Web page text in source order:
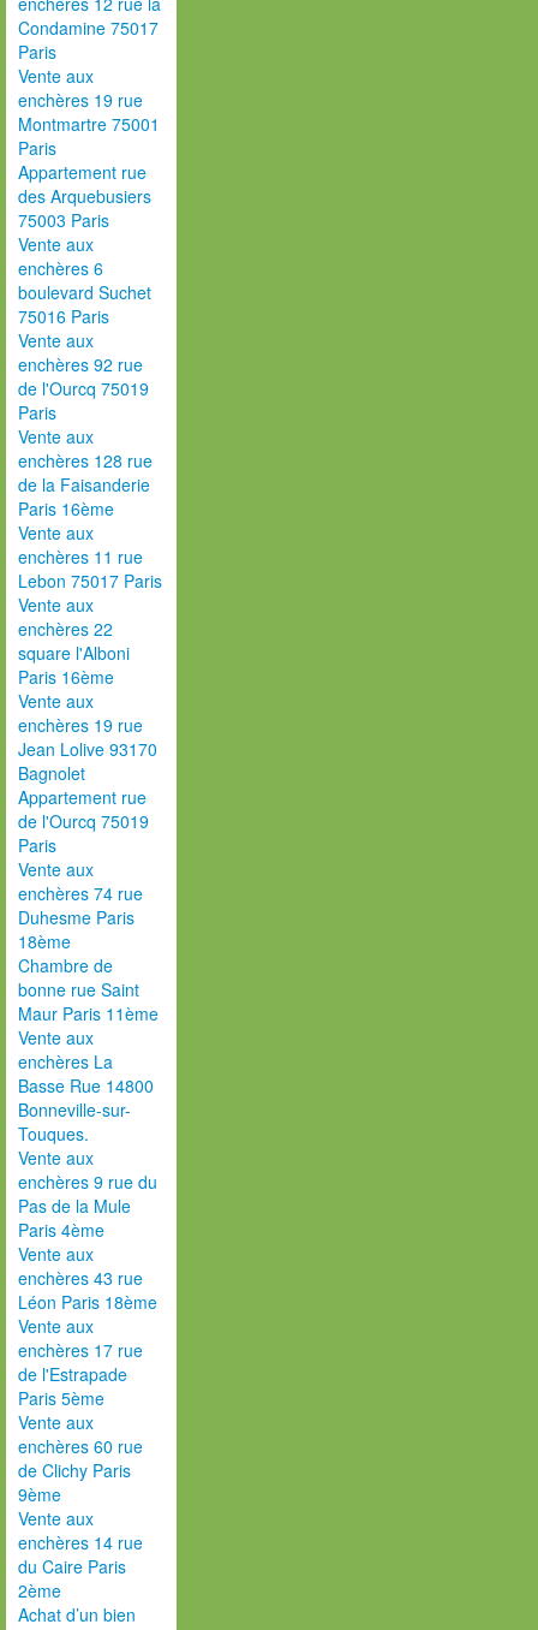
Condamine 75017
Paris
Vente aux
enchères 19 rue
Montmartre 75001
Paris
Appartement rue
des Arquebusiers
75003 Paris
Vente aux
enchères 6
boulevard Suchet
75016 Paris
Vente aux
enchères 92 rue
de l'Ourcq 75019
Paris
Vente aux
enchères 128 rue
de la Faisanderie
Paris 16ème
Vente aux
enchères 11 rue
Lebon 75017 Paris
Vente aux
enchères 22
square l'Alboni
Paris 16ème
Vente aux
enchères 19 rue
Jean Lolive 93170
Bagnolet
Appartement rue
de l'Ourcq 75019
Paris
Vente aux
enchères 74 rue
Duhesme Paris
18ème
Chambre de
bonne rue Saint
Maur Paris 11ème
Vente aux
enchères La
Basse Rue 14800
Bonneville-sur-
Touques.
Vente aux
enchères 9 rue du
Pas de la Mule
Paris 4ème
Vente aux
enchères 43 rue
Léon Paris 18ème
Vente aux
enchères 17 rue
de l'Estrapade
Paris 5ème
Vente aux
enchères 60 rue
de Clichy Paris
9ème
Vente aux
enchères 14 rue
du Caire Paris
2ème
Achat d’un bien